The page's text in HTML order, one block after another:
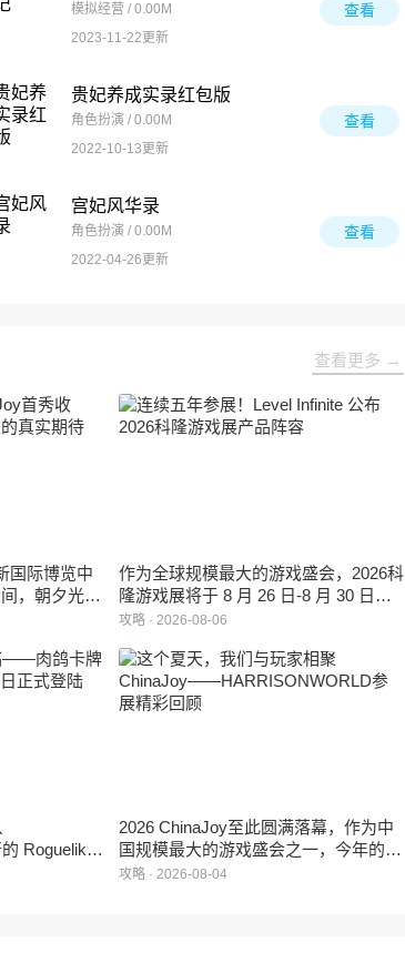
模拟经营 / 0.00M
2023-11-22更新
查看
贵妃养成实录红包版
角色扮演 / 0.00M
2022-10-13更新
查看
宫妃风华录
角色扮演 / 0.00M
2022-04-26更新
查看
查看更多 →
国际博览中
，朝夕光年
雄策略射击
作为全球规模最大的游戏盛会，2026科
隆游戏展将于 8 月 26 日-8 月 30 日在
德国举行。日前，科隆游戏展官方宣
罄，这也是科隆游戏展办展史上首次出
现展位一席难求的情况。
攻略 · 2026-08-06
Roguelike
于2026年8
2026 ChinaJoy至此圆满落幕，作为中
国规模最大的游戏盛会之一，今年的展
馆依旧汇聚了来自全球的游戏厂商、媒
攻略 · 2026-08-04